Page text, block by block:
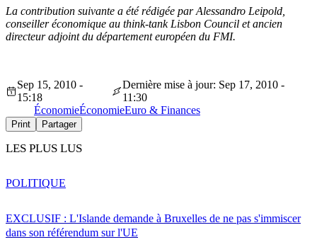
La contribution suivante a été rédigée par Alessandro Leipold,
conseiller économique au think-tank Lisbon Council et ancien
directeur adjoint du département européen du FMI.
Sep 15, 2010 -
15:18
Dernière mise à jour: Sep 17, 2010 -
11:30
ÉconomieÉconomieEuro & Finances
Print Partager
LES PLUS LUS
EXCLUSIF : L'Islande demande à Bruxelles de ne pas s'immiscer
dans son référendum sur l'UE
POLITIQUE